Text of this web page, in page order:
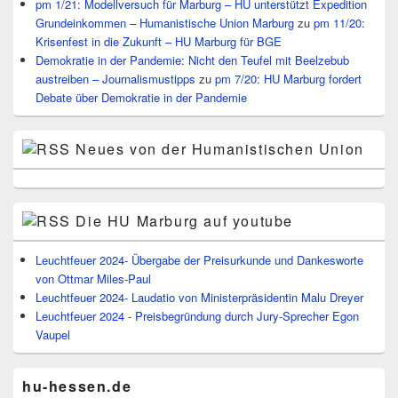
pm 1/21: Modellversuch für Marburg – HU unterstützt Expedition
Grundeinkommen – Humanistische Union Marburg zu pm 11/20:
Krisenfest in die Zukunft – HU Marburg für BGE
Demokratie in der Pandemie: Nicht den Teufel mit Beelzebub
austreiben – Journalismustipps zu pm 7/20: HU Marburg fordert
Debate über Demokratie in der Pandemie
Neues von der Humanistischen Union
Die HU Marburg auf youtube
Leuchtfeuer 2024- Übergabe der Preisurkunde und Dankesworte
von Ottmar Miles-Paul
Leuchtfeuer 2024- Laudatio von Ministerpräsidentin Malu Dreyer
Leuchtfeuer 2024 - Preisbegründung durch Jury-Sprecher Egon
Vaupel
hu-hessen.de